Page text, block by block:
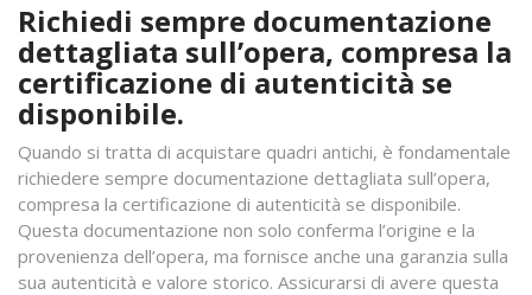
Richiedi sempre documentazione
dettagliata sull’opera, compresa la
certificazione di autenticità se
disponibile.
Quando si tratta di acquistare quadri antichi, è fondamentale
richiedere sempre documentazione dettagliata sull’opera,
compresa la certificazione di autenticità se disponibile.
Questa documentazione non solo conferma l’origine e la
provenienza dell’opera, ma fornisce anche una garanzia sulla
sua autenticità e valore storico. Assicurarsi di avere questa